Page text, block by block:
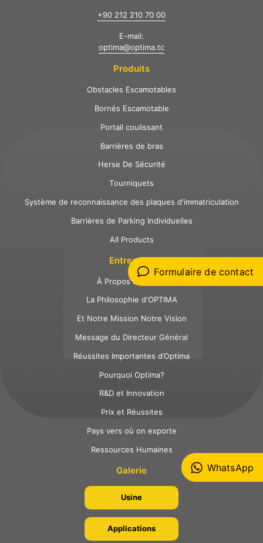
WhatsApp
Formulaire de contact
+90 212 210 70 00
E-mail:
optima@optima.tc
Produits
Obstacles Escamotables
Bornés Escamotable
Portail coulissant
Barrières de bras
Herse De Sécurité
Tourniquets
Système de reconnaissance des plaques d'immatriculation
Barrières de Parking Individuelles
All Products
Entreprise
À Propos d´Optima
La Philosophie d'OPTIMA
Et Notre Mission Notre Vision
Message du Directeur Général
Réussites Importantes d’Optima
Pourquoi Optima?
R&D et Innovation
Prix et Réussites
Pays vers où on exporte
Ressources Humaines
Galerie
Usine
Applications